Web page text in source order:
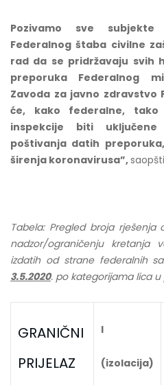
Pozivamo sve
Federalnog štaba civilne
rad da se pridržavaju svih
preporuka Federalnog
Zavoda za javno zdravstvo
će, kako federalne, tako
inspekcije biti
poštivanja datih
širenja koronavirusa”,
Tabela: Pregled broja
nadzor/ograničenju kretanja
izdatih od strane federalnih
3.5.2020. po kategorijama lica
GRANIČNI
PRIJELAZ
I
(izolacija)